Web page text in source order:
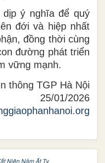
dịp ý nghĩa để quý
đới và hiệp nhất
đồng thời cùng
đường phát triển
vững mạnh.
thông TGP Hà Nội
25/01/2026
Niên Năm Ăt Tỵ